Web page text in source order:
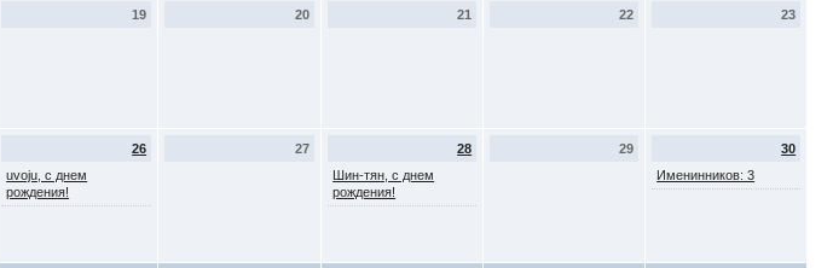
19 20 21 22 23
26
uvoju, с днем
рождения!
27
28
Шин-тян, с днем
рождения!
29
30
Именинников: 3